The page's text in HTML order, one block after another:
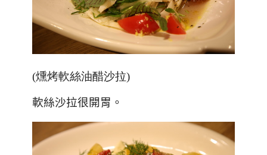
(燻烤軟絲油醋沙拉)
軟絲沙拉很開胃。